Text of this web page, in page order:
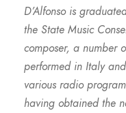
D’Alfonso is
the State Music
composer, a number
performed in Italy
various radio
having obtained the